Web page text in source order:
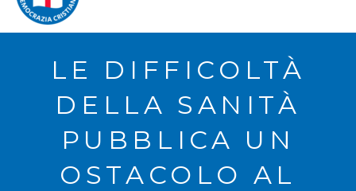
LE DIFFICOLTÀ
DELLA SANITÀ
PUBBLICA UN
OSTACOLO AL